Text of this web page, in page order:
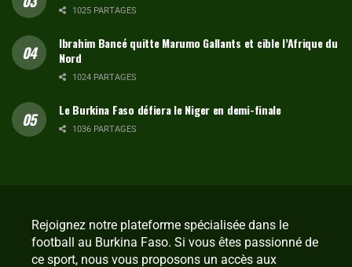
1025 PARTAGES
Ibrahim Bancé quitte Marumo Gallants et cible l’Afrique du
Nord
1024 PARTAGES
Le Burkina Faso défiera le Niger en demi-finale
1036 PARTAGES
Rejoignez notre plateforme spécialisée dans le
football au Burkina Faso. Si vous êtes passionné de
ce sport, nous vous proposons un accès aux